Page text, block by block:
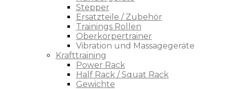
Stepper
Ersatzteile / Zubehör
Trainings Rollen
Oberkörpertrainer
Vibration und Massagegeräte
Krafttraining
Power Rack
Half Rack / Squat Rack
Gewichte